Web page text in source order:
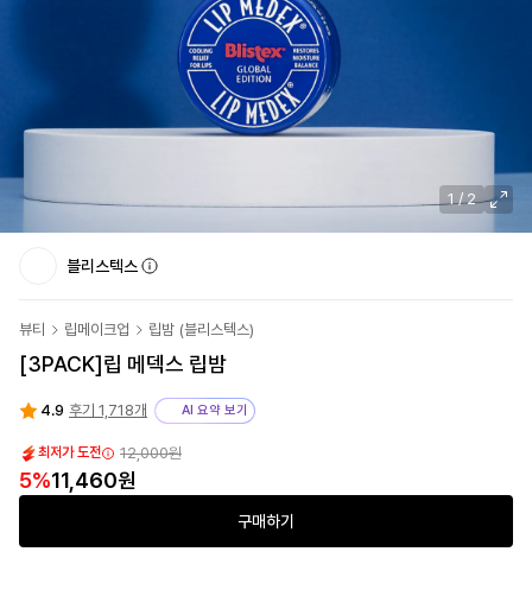
1 /2
블리스텍스
뷰티 립메이크업 립밤 (블리스텍스)
[3PACK]립 메덱스 립밤
4.9 후기 1,718개 AI 요약 보기
최저가 도전 12,000원
5%11,460원
구매하기